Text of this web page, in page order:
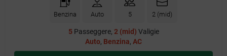
Benzina Auto 5 2 (mid)
5Passeggere, 2 (mid) Valigie
Auto, Benzina, AC